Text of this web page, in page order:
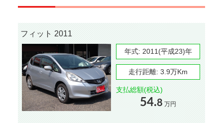
フィット 2011
年式: 2011(平成23)年
走行距離: 3.9万Km
支払総額(税込)
54.8 万円